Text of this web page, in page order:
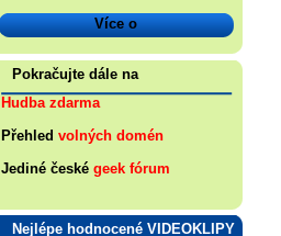
Více o
Pokračujte dále na
Hudba zdarma
Přehled volných domén
Jediné české geek fórum
Nejlépe hodnocené VIDEOKLIPY